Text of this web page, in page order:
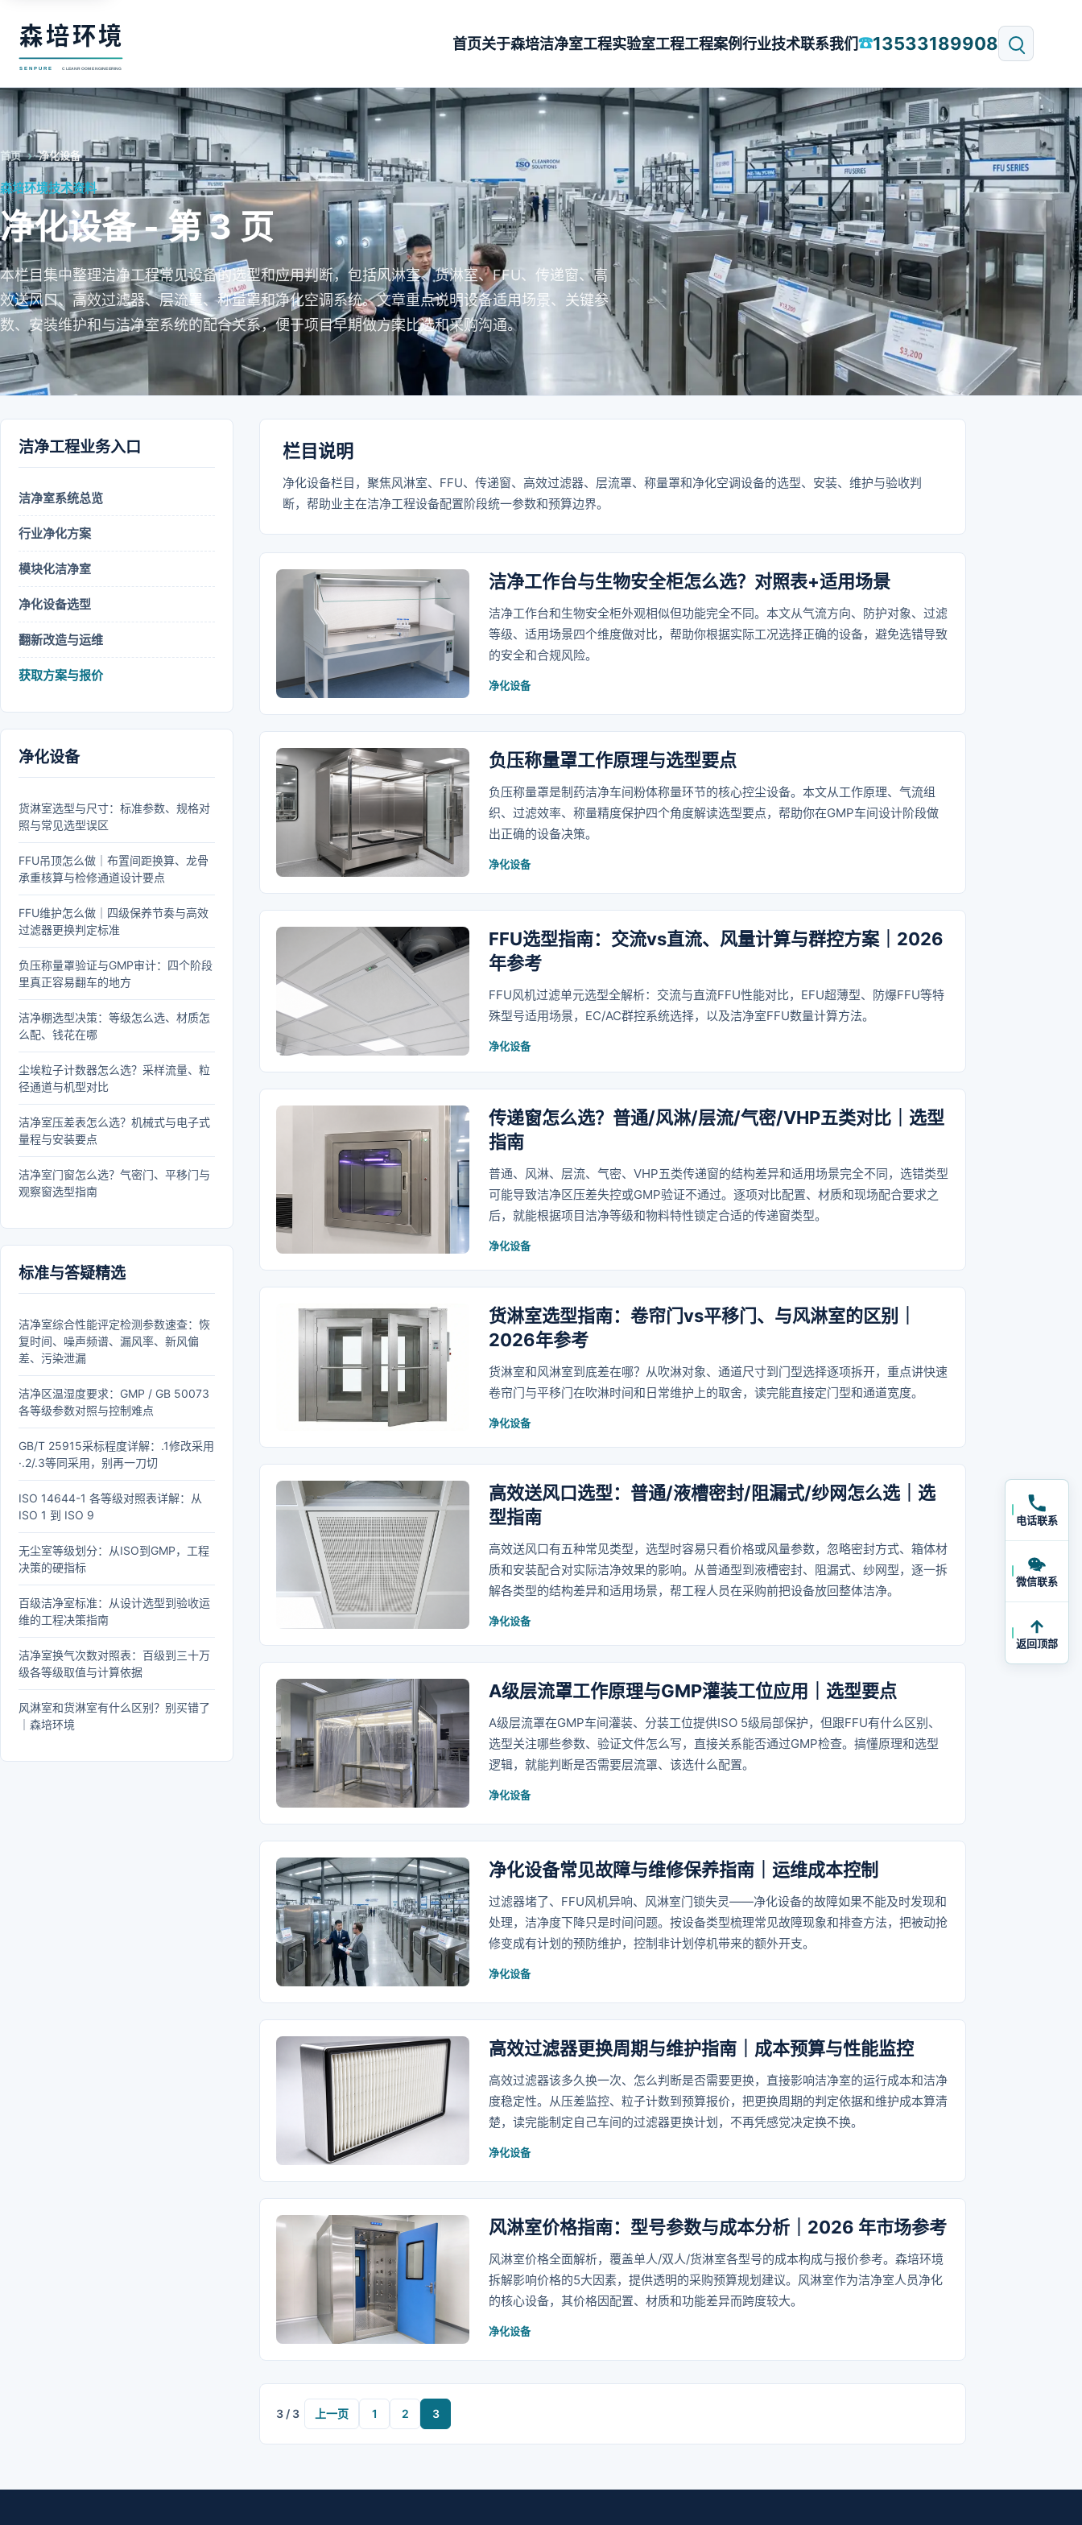
首页关于森培洁净室工程实验室工程工程案例行业技术联系我们☎13533189908
首页 净化设备
森培环境技术资料
净化设备 - 第 3 页
本栏目集中整理洁净工程常见设备的选型和应用判断，包括风淋室、货淋室、FFU、传递窗、高
效送风口、高效过滤器、层流罩、称量罩和净化空调系统。文章重点说明设备适用场景、关键参
数、安装维护和与洁净室系统的配合关系，便于项目早期做方案比选和采购沟通。
洁净工程业务入口
洁净室系统总览
行业净化方案
模块化洁净室
净化设备选型
翻新改造与运维
获取方案与报价
净化设备
货淋室选型与尺寸：标准参数、规格对
照与常见选型误区
FFU吊顶怎么做｜布置间距换算、龙骨
承重核算与检修通道设计要点
FFU维护怎么做｜四级保养节奏与高效
过滤器更换判定标准
负压称量罩验证与GMP审计：四个阶段
里真正容易翻车的地方
洁净棚选型决策：等级怎么选、材质怎
么配、钱花在哪
尘埃粒子计数器怎么选？采样流量、粒
径通道与机型对比
洁净室压差表怎么选？机械式与电子式
量程与安装要点
洁净室门窗怎么选？气密门、平移门与
观察窗选型指南
标准与答疑精选
洁净室综合性能评定检测参数速查：恢
复时间、噪声频谱、漏风率、新风偏
差、污染泄漏
洁净区温湿度要求：GMP / GB 50073
各等级参数对照与控制难点
GB/T 25915采标程度详解：.1修改采用
·.2/.3等同采用，别再一刀切
ISO 14644-1 各等级对照表详解：从
ISO 1 到 ISO 9
无尘室等级划分：从ISO到GMP，工程
决策的硬指标
百级洁净室标准：从设计选型到验收运
维的工程决策指南
洁净室换气次数对照表：百级到三十万
级各等级取值与计算依据
风淋室和货淋室有什么区别？别买错了
｜森培环境
栏目说明
净化设备栏目，聚焦风淋室、FFU、传递窗、高效过滤器、层流罩、称量罩和净化空调设备的选型、安装、维护与验收判
断，帮助业主在洁净工程设备配置阶段统一参数和预算边界。
洁净工作台与生物安全柜怎么选？对照表+适用场景
洁净工作台和生物安全柜外观相似但功能完全不同。本文从气流方向、防护对象、过滤
等级、适用场景四个维度做对比，帮助你根据实际工况选择正确的设备，避免选错导致
的安全和合规风险。
净化设备
负压称量罩工作原理与选型要点
负压称量罩是制药洁净车间粉体称量环节的核心控尘设备。本文从工作原理、气流组
织、过滤效率、称量精度保护四个角度解读选型要点，帮助你在GMP车间设计阶段做
出正确的设备决策。
净化设备
FFU选型指南：交流vs直流、风量计算与群控方案｜2026
年参考
FFU风机过滤单元选型全解析：交流与直流FFU性能对比，EFU超薄型、防爆FFU等特
殊型号适用场景，EC/AC群控系统选择，以及洁净室FFU数量计算方法。
净化设备
传递窗怎么选？普通/风淋/层流/气密/VHP五类对比｜选型
指南
普通、风淋、层流、气密、VHP五类传递窗的结构差异和适用场景完全不同，选错类型
可能导致洁净区压差失控或GMP验证不通过。逐项对比配置、材质和现场配合要求之
后，就能根据项目洁净等级和物料特性锁定合适的传递窗类型。
净化设备
货淋室选型指南：卷帘门vs平移门、与风淋室的区别｜
2026年参考
货淋室和风淋室到底差在哪？从吹淋对象、通道尺寸到门型选择逐项拆开，重点讲快速
卷帘门与平移门在吹淋时间和日常维护上的取舍，读完能直接定门型和通道宽度。
净化设备
高效送风口选型：普通/液槽密封/阻漏式/纱网怎么选｜选
型指南
高效送风口有五种常见类型，选型时容易只看价格或风量参数，忽略密封方式、箱体材
质和安装配合对实际洁净效果的影响。从普通型到液槽密封、阻漏式、纱网型，逐一拆
解各类型的结构差异和适用场景，帮工程人员在采购前把设备放回整体洁净。
净化设备
A级层流罩工作原理与GMP灌装工位应用｜选型要点
A级层流罩在GMP车间灌装、分装工位提供ISO 5级局部保护，但跟FFU有什么区别、
选型关注哪些参数、验证文件怎么写，直接关系能否通过GMP检查。搞懂原理和选型
逻辑，就能判断是否需要层流罩、该选什么配置。
净化设备
净化设备常见故障与维修保养指南｜运维成本控制
过滤器堵了、FFU风机异响、风淋室门锁失灵——净化设备的故障如果不能及时发现和
处理，洁净度下降只是时间问题。按设备类型梳理常见故障现象和排查方法，把被动抢
修变成有计划的预防维护，控制非计划停机带来的额外开支。
净化设备
高效过滤器更换周期与维护指南｜成本预算与性能监控
高效过滤器该多久换一次、怎么判断是否需要更换，直接影响洁净室的运行成本和洁净
度稳定性。从压差监控、粒子计数到预算报价，把更换周期的判定依据和维护成本算清
楚，读完能制定自己车间的过滤器更换计划，不再凭感觉决定换不换。
净化设备
风淋室价格指南：型号参数与成本分析｜2026 年市场参考
风淋室价格全面解析，覆盖单人/双人/货淋室各型号的成本构成与报价参考。森培环境
拆解影响价格的5大因素，提供透明的采购预算规划建议。风淋室作为洁净室人员净化
的核心设备，其价格因配置、材质和功能差异而跨度较大。
净化设备
3 / 3 上一页 1 2 3
电话联系
微信联系
返回顶部